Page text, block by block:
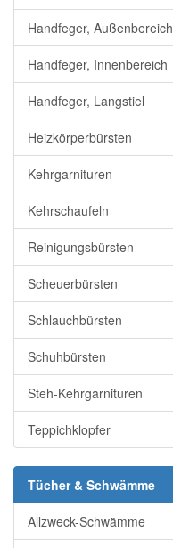
Handfeger, Außenbereich
Handfeger, Innenbereich
Handfeger, Langstiel
Heizkörperbürsten
Kehrgarnituren
Kehrschaufeln
Reinigungsbürsten
Scheuerbürsten
Schlauchbürsten
Schuhbürsten
Steh-Kehrgarnituren
Teppichklopfer
Tücher & Schwämme
Allzweck-Schwämme